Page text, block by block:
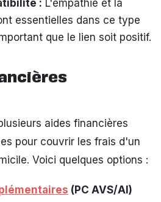
: L'empathie et la
essentielles dans ce type
que le lien soit positif.
aides financières
pour couvrir les frais d'un
Voici quelques options :
(PC AVS/AI)